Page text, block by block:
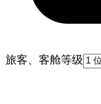
旅客、客舱等级